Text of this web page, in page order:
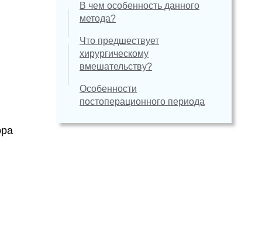
В чем особенность данного
метода?
Что предшествует
хирургическому
вмешательству?
Особенности
постоперационного периода